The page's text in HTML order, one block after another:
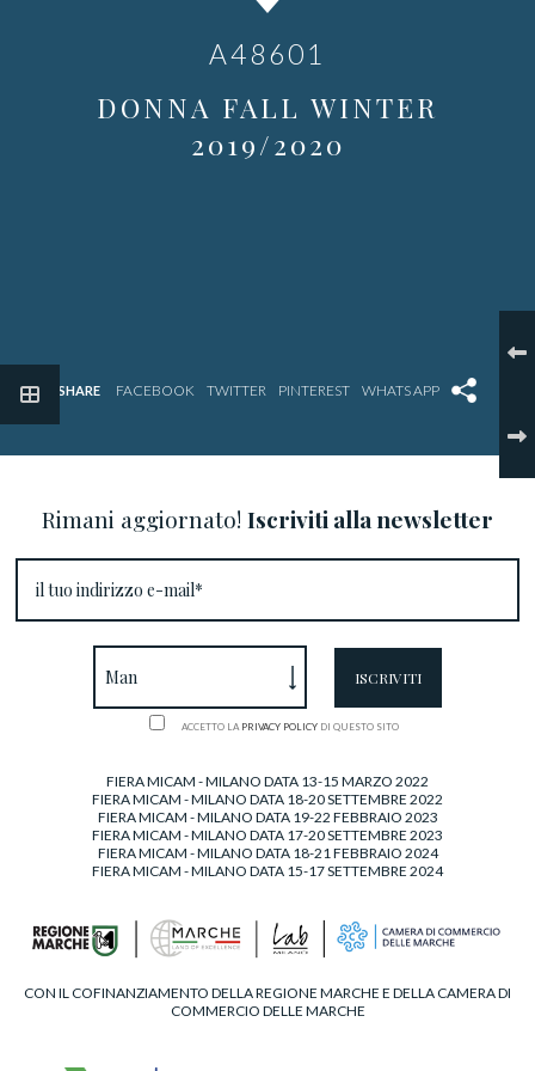
A48601
DONNA FALL WINTER
2019/2020
SHARE
Rimani aggiornato! Iscriviti alla newsletter
ACCETTO LA PRIVACY POLICYDI QUESTO SITO
FIERA MICAM - MILANO DATA 13-15 MARZO 2022
FIERA MICAM - MILANO DATA 18-20 SETTEMBRE 2022
FIERA MICAM - MILANO DATA 19-22 FEBBRAIO 2023
FIERA MICAM - MILANO DATA 17-20 SETTEMBRE 2023
FIERA MICAM - MILANO DATA 18-21 FEBBRAIO 2024
FIERA MICAM - MILANO DATA 15-17 SETTEMBRE 2024
CON IL COFINANZIAMENTO DELLA REGIONE MARCHE E DELLA CAMERA DI
COMMERCIO DELLE MARCHE